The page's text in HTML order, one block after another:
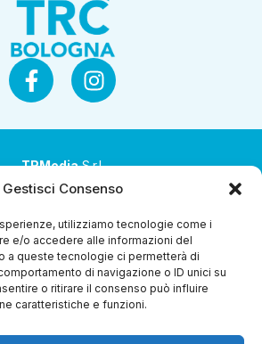
Gestisci Consenso
utilizziamo tecnologie come i
e/o accedere alle informazioni del
a queste tecnologie ci permetterà di
di navigazione o ID unici su
o ritirare il consenso può influire
caratteristiche e funzioni.
TRMediaS.r.l.
Società a socio unico
ad attività di direzione e
di Coop Alleanza 3.0 Soc. Coop.
del ’99 nr. 51 42124 Reggio Emilia
(RE)